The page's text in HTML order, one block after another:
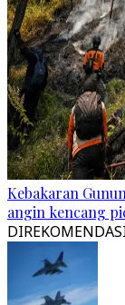
Kebakaran
angin kencang